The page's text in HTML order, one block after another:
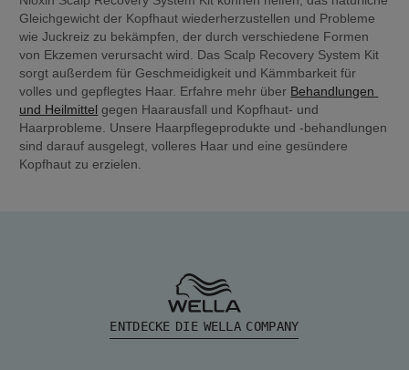
Gleichgewicht der Kopfhaut wiederherzustellen und Probleme
wie Juckreiz zu bekämpfen, der durch verschiedene Formen
von Ekzemen verursacht wird. Das Scalp Recovery System Kit
sorgt außerdem für Geschmeidigkeit und Kämmbarkeit für
volles und gepflegtes Haar. Erfahre mehr über Behandlungen
und Heilmittel gegen Haarausfall und Kopfhaut- und
Haarprobleme. Unsere Haarpflegeprodukte und -behandlungen
sind darauf ausgelegt, volleres Haar und eine gesündere
Kopfhaut zu erzielen.
ENTDECKE DIE WELLA COMPANY